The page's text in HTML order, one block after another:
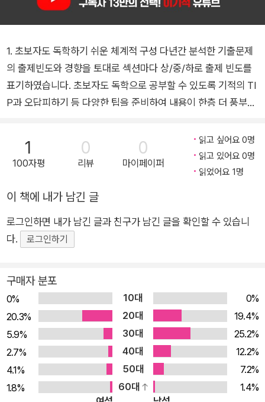
1. 초보자도 독학하기 쉬운 체계적 구성 다년간 분석한 기출문제
의 출제빈도와 경향을 토대로 섹션마다 상/중/하로 출제 빈도를
표기하였습니다. 초보자도 독학으로 공부할 수 있도록 기적의 TI
P과 오답피하기 등 다양한 팁을 준비하여 내용이 한층 더 풍부해
에 준비 필기 출제기준과 실기 출제기준의 내용을 한 번에 공부할
수 있도록 정리했습니다. PART별로 필기편과 실기편을 구분하
헷갈리거나 어려운 내용은 도서 앞 부분의 필기편을 참고하여 보
충 학습할 수 있습니다. 3. 동영상 강의 무료 제공 처음 시작하는
분들을 위해 예상문제 풀이를 자세히 설명해 드립니다. 동영상 강
CBT 온라인 문제집 서비스 CBT 온라인 문제집은 실제 CBT 시
험처럼 컴퓨터 화면에서 모의고사를 이용할 수 있는 서비스입니
다. 영진닷컴 이기적 홈페이지(license.youngjin.com/)에서 무
료로 이용하세요. 5. 1:1 질문답변이 가능한 이기적 스터디 카페
영진닷컴은 수험생 여러분들의 고충을 덜어 드리고자 이기적 스
터디 카페에서 질문답변 게시판을 운영하고 있습니다. 공부하다
막히는 문제나 혼자서 해결하지 못하는 문제는 이기적 스터디 카
페(cafe.naver.com/yjbooks)에서 문의해주세요. 1:1 답변을
1
100자평
0
리뷰
0
마이페이퍼
읽고 싶어요 0명
읽고 있어요 0명
읽었어요 1명
이 책에 내가 남긴 글
로그인하면 내가 남긴 글과 친구가 남긴 글을 확인할 수 있습니
다.
로그인하기
구매자 분포
0% 10대
0%
20.3%
20대
19.4%
5.9%
30대
25.2%
2.7%
40대
12.2%
4.1%
50대
7.2%
1.8%
60대
1.4%